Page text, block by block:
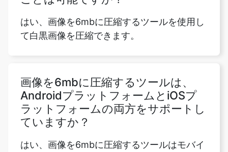
画像を6mbに圧縮するツールは、
ていますか？
はい、画像を6mbに圧縮するツールはモバイ
ルフレンドリーです。つまり、Androidデバ
イスとiOSデバイスの両方で動作します。す
べてのオペレーティングシステムと互換性が